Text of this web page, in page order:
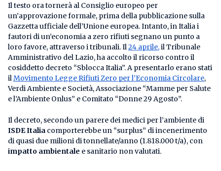
Il testo ora tornerà al Consiglio europeo per
un’approvazione formale, prima della pubblicazione sulla
Gazzetta ufficiale dell’Unione europea. Intanto, in Italia i
fautori di un’economia a zero rifiuti segnano un punto a
loro favore, attraverso i tribunali. Il24 aprile,il Tribunale
Amministrativo del Lazio, ha accolto il ricorso contro il
cosiddetto decreto “Sblocca Italia”. A presentarlo erano stati
ilMovimento Legge Rifiuti Zero per l’Economia Circolare,
Verdi Ambiente e Società, Associazione “Mamme per Salute
e l’Ambiente Onlus” e Comitato “Donne 29 Agosto”.
Il decreto, secondo un parere dei medici per l’ambiente di
ISDE Italia comporterebbe un “surplus” di incenerimento
di quasi due milioni di tonnellate/anno (1.818.000 t/a), con
impatto ambientale e sanitario non valutati.